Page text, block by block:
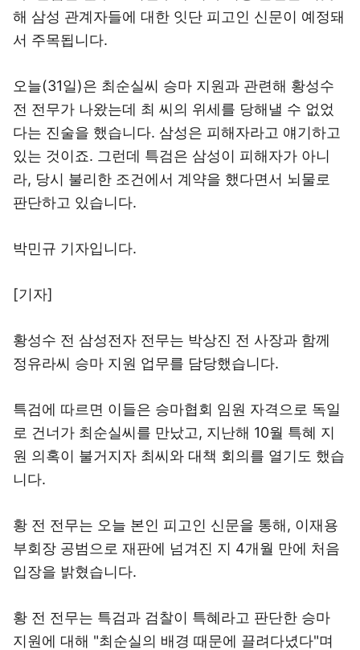
해 삼성 관계자들에 대한 잇단 피고인 신문이 예정돼
서 주목됩니다.
오늘(31일)은 최순실씨 승마 지원과 관련해 황성수
전 전무가 나왔는데 최 씨의 위세를 당해낼 수 없었
다는 진술을 했습니다. 삼성은 피해자라고 얘기하고
있는 것이죠. 그런데 특검은 삼성이 피해자가 아니
라, 당시 불리한 조건에서 계약을 했다면서 뇌물로
판단하고 있습니다.
박민규 기자입니다.
[기자]
황성수 전 삼성전자 전무는 박상진 전 사장과 함께
정유라씨 승마 지원 업무를 담당했습니다.
특검에 따르면 이들은 승마협회 임원 자격으로 독일
로 건너가 최순실씨를 만났고, 지난해 10월 특혜 지
원 의혹이 불거지자 최씨와 대책 회의를 열기도 했습
니다.
황 전 전무는 오늘 본인 피고인 신문을 통해, 이재용
부회장 공범으로 재판에 넘겨진 지 4개월 만에 처음
입장을 밝혔습니다.
황 전 전무는 특검과 검찰이 특혜라고 판단한 승마
지원에 대해 "최순실의 배경 때문에 끌려다녔다"며